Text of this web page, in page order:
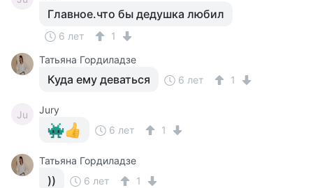
Главное.что бы дедушка любил
6 лет
1
Татьяна Гордиладзе
Куда ему деваться 6 лет 1
Ju
Jury
6 лет
1
Татьяна Гордиладзе
)) 6 лет 1